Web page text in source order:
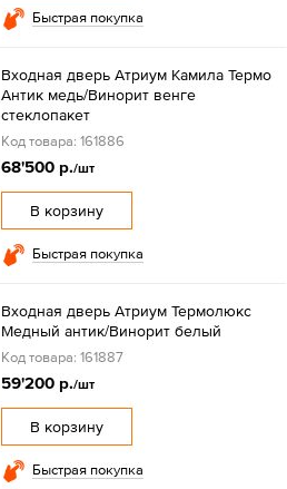
Быстрая покупка
Входная дверь Атриум Камила Термо
Антик медь/Винорит венге
стеклопакет
Код товара: 161886
68'500 р./шт
В корзину
Быстрая покупка
Входная дверь Атриум Термолюкс
Медный антик/Винорит белый
Код товара: 161887
59'200 р./шт
В корзину
Быстрая покупка